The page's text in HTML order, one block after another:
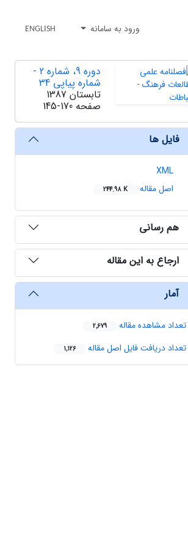
ورود به سامانه ENGLISH
دوره 9، شماره 2 -
شماره پیاپی 34
تابستان 1387
صفحه 145-170
فایل ها
XML
اصل مقاله
244.98 K
هم رسانی
ارجاع به این مقاله
آمار
تعداد مشاهده مقاله 2,679
تعداد دریافت فایل اصل مقاله 1,126